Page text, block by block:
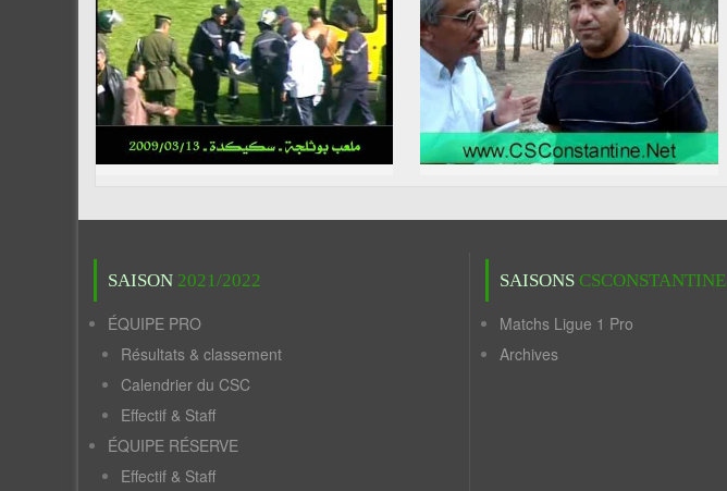
SAISON 2021/2022
ÉQUIPE PRO
Résultats & classement
Calendrier du CSC
Effectif & Staff
ÉQUIPE RÉSERVE
Effectif & Staff
SAISONS CSCONSTANTINE
Matchs Ligue 1 Pro
Archives